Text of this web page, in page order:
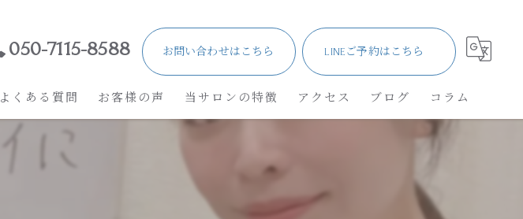
050-7115-8588 お問い合わせはこちら LINEご予約はこちら
よくある質問 お客様の声 当サロンの特徴
メンズ・車椅子
アクセス ブログ コラム